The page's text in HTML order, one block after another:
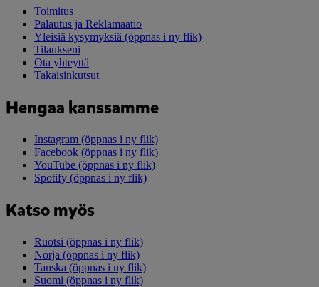
Toimitus
Palautus ja Reklamaatio
Yleisiä kysymyksiä (öppnas i ny flik)
Tilaukseni
Ota yhteyttä
Takaisinkutsut
Hengaa kanssamme
Instagram (öppnas i ny flik)
Facebook (öppnas i ny flik)
YouTube (öppnas i ny flik)
Spotify (öppnas i ny flik)
Katso myös
Ruotsi (öppnas i ny flik)
Norja (öppnas i ny flik)
Tanska (öppnas i ny flik)
Suomi (öppnas i ny flik)